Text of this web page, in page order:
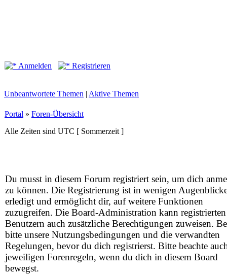
Anmelden Registrieren
Unbeantwortete Themen | Aktive Themen
Portal » Foren-Übersicht
Alle Zeiten sind UTC [ Sommerzeit ]
Du musst in diesem Forum registriert sein, um dich
zu können. Die Registrierung ist in wenigen
erledigt und ermöglicht dir, auf weitere Funktionen
zuzugreifen. Die Board-Administration kann registrierten
Benutzern auch zusätzliche Berechtigungen zuweisen.
bitte unsere Nutzungsbedingungen und die verwandten
Regelungen, bevor du dich registrierst. Bitte beachte
jeweiligen Forenregeln, wenn du dich in diesem Board
bewegst.